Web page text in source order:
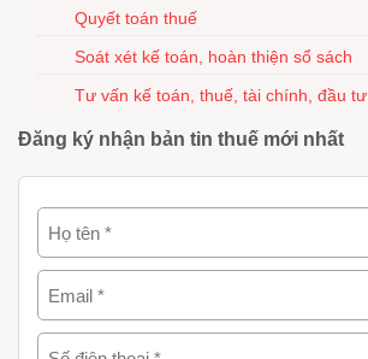
Quyết toán thuế
Soát xét kế toán, hoàn thiện sổ sách
Tư vấn kế toán, thuế, tài chính, đầu tư
Đăng ký nhận bản tin thuế mới nhất